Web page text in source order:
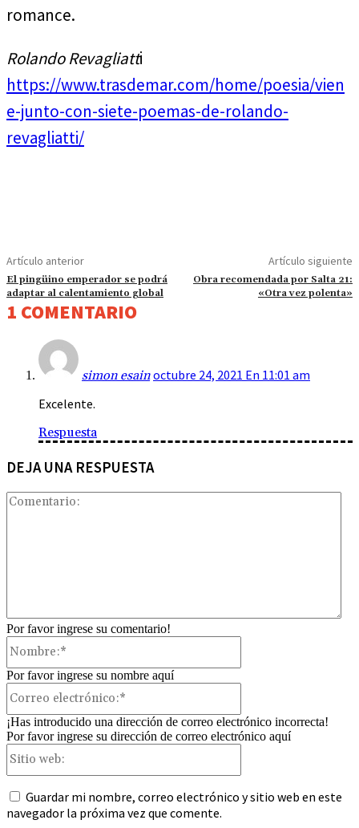
romance.
Rolando Revagliatti
https://www.trasdemar.com/home/poesia/vien
e-junto-con-siete-poemas-de-rolando-
revagliatti/
Artículo anterior
El pingüino emperador se podrá
adaptar al calentamiento global
Artículo siguiente
Obra recomendada por Salta 21:
«Otra vez polenta»
1 COMENTARIO
simon esain octubre 24, 2021 En 11:01 am
Excelente.
Respuesta
DEJA UNA RESPUESTA
Por favor ingrese su comentario!
Por favor ingrese su nombre aquí
¡Has introducido una dirección de correo electrónico incorrecta!
Por favor ingrese su dirección de correo electrónico aquí
Guardar mi nombre, correo electrónico y sitio web en este
navegador la próxima vez que comente.